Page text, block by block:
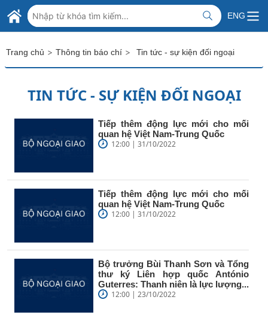
Skip to Main Content
BỘ NGOẠI GIAO VIỆT NAM
MINISTRY OF FOREIGN AFFAIRS
ENG
Trang chủ > Thông tin báo chí > Tin tức - sự kiện đối ngoại
TIN TỨC - SỰ KIỆN ĐỐI NGOẠI
Tiếp thêm động lực mới cho mối
quan hệ Việt Nam-Trung Quốc
12:00 | 31/10/2022
Tiếp thêm động lực mới cho mối
quan hệ Việt Nam-Trung Quốc
12:00 | 31/10/2022
Bộ trưởng Bùi Thanh Sơn và Tổng
thư ký Liên hợp quốc António
Guterres: Thanh niên là lực lượng...
12:00 | 23/10/2022